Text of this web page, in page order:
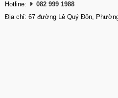
Hotline:
082 999 1988
Địa chỉ: 67 đường Lê Quý Đôn,